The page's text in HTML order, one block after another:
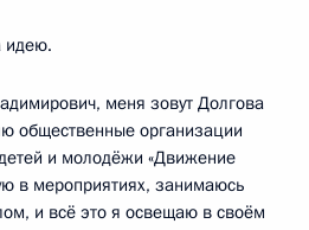
идею.
меня зовут Долгова
общественные организации
и молодёжи «Движение
в мероприятиях, занимаюсь
и всё это я освещаю в своём